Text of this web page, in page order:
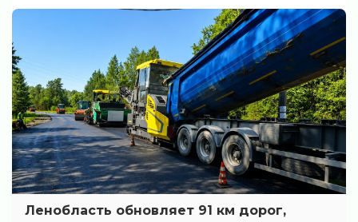
Ленобласть обновляет 91 км дорог,